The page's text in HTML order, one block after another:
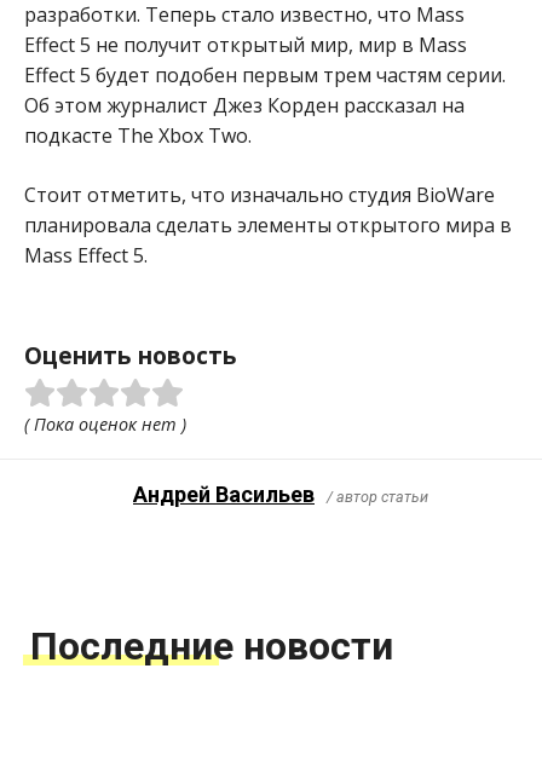
разработки. Теперь стало известно, что Mass
Effect 5 не получит открытый мир, мир в Mass
Effect 5 будет подобен первым трем частям серии.
Об этом журналист Джез Корден рассказал на
подкасте The Xbox Two.
Стоит отметить, что изначально студия BioWare
планировала сделать элементы открытого мира в
Mass Effect 5.
Оценить новость
( Пока оценок нет )
Андрей Васильев / автор статьи
Последние новости